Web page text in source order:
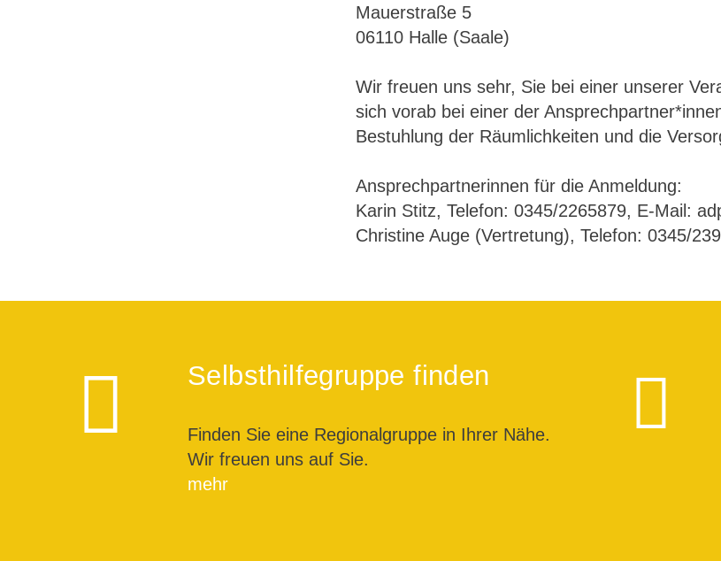
Mauerstraße 5
06110 Halle (Saale)
Wir freuen uns sehr, Sie bei einer unserer
sich vorab bei einer der
Bestuhlung der Räumlichkeiten und die
Ansprechpartnerinnen für die Anmeldung:
Karin Stitz, Telefon: 0345/2265879, E-Mail:
Christine Auge (Vertretung), Telefon: 0345/
Selbsthilfegruppe finden
Finden Sie eine Regionalgruppe in Ihrer Nähe.
Wir freuen uns auf Sie.
mehr